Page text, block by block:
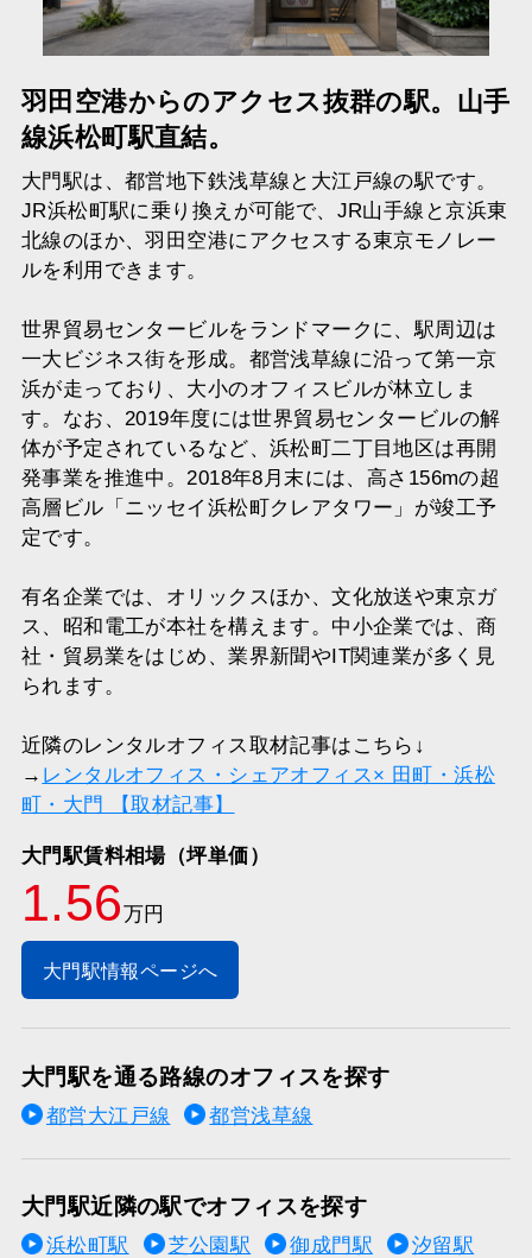
羽田空港からのアクセス抜群の駅。山手
線浜松町駅直結。
大門駅は、都営地下鉄浅草線と大江戸線の駅です。
JR浜松町駅に乗り換えが可能で、JR山手線と京浜東
北線のほか、羽田空港にアクセスする東京モノレー
ルを利用できます。
世界貿易センタービルをランドマークに、駅周辺は
一大ビジネス街を形成。都営浅草線に沿って第一京
浜が走っており、大小のオフィスビルが林立しま
す。なお、2019年度には世界貿易センタービルの解
体が予定されているなど、浜松町二丁目地区は再開
発事業を推進中。2018年8月末には、高さ156mの超
高層ビル「ニッセイ浜松町クレアタワー」が竣工予
定です。
有名企業では、オリックスほか、文化放送や東京ガ
ス、昭和電工が本社を構えます。中小企業では、商
社・貿易業をはじめ、業界新聞やIT関連業が多く見
られます。
近隣のレンタルオフィス取材記事はこちら↓
→ レンタルオフィス・シェアオフィス× 田町・浜松
町・大門 【取材記事】
大門駅賃料相場（坪単価）
1.56万円
大門駅情報ページへ
大門駅を通る路線のオフィスを探す
都営大江戸線 都営浅草線
大門駅近隣の駅でオフィスを探す
浜松町駅 芝公園駅 御成門駅
汐留駅